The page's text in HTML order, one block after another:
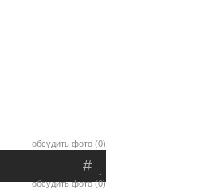
обсудить фото (0)
.
#
обсудить фото (0)